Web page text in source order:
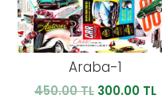
Araba-1
450.00TL Orijinal
300.00 TL